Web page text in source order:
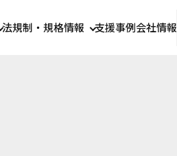
法規制・規格情報 支援事例会社情報